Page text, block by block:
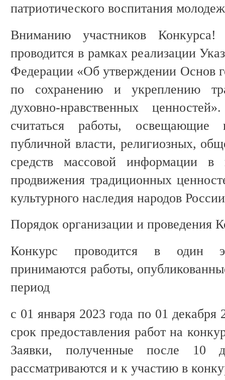
патриотического воспитания
Вниманию участников
проводится в рамках реализации
Федерации «Об утверждении Основ
по сохранению и укреплению
духовно-нравственных
считаться работы, освещающие
публичной власти, религиозных,
средств массовой информации в
продвижения традиционных
культурного наследия народов
Порядок организации и проведения
Конкурс проводится в один
принимаются работы,
период
с 01 января 2023 года по 01 декабря
срок предоставления работ на
Заявки, полученные после 10
рассматриваются и к участию в